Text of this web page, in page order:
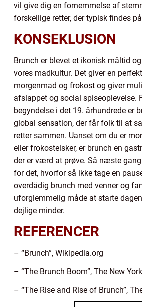
vil give dig en fornemmelse af
forskellige retter, der typisk findes
KONSEKLUSION
Brunch er blevet et ikonisk måltid
vores madkultur. Det giver en
morgenmad og frokost og giver
afslappet og social spiseoplevelse.
begyndelse i det 19. århundrede er
global sensation, der får folk til at
retter sammen. Uanset om du er
eller frokostelsker, er brunch en
der er værd at prøve. Så næste
for det, hvorfor så ikke tage en
overdådig brunch med venner og
uforglemmelig måde at starte
dejlige minder.
REFERENCER
– “Brunch”, Wikipedia.org
– “The Brunch Boom”, The New
– “The Rise and Rise of Brunch”,